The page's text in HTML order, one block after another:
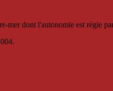
mer dont l'autonomie est régie